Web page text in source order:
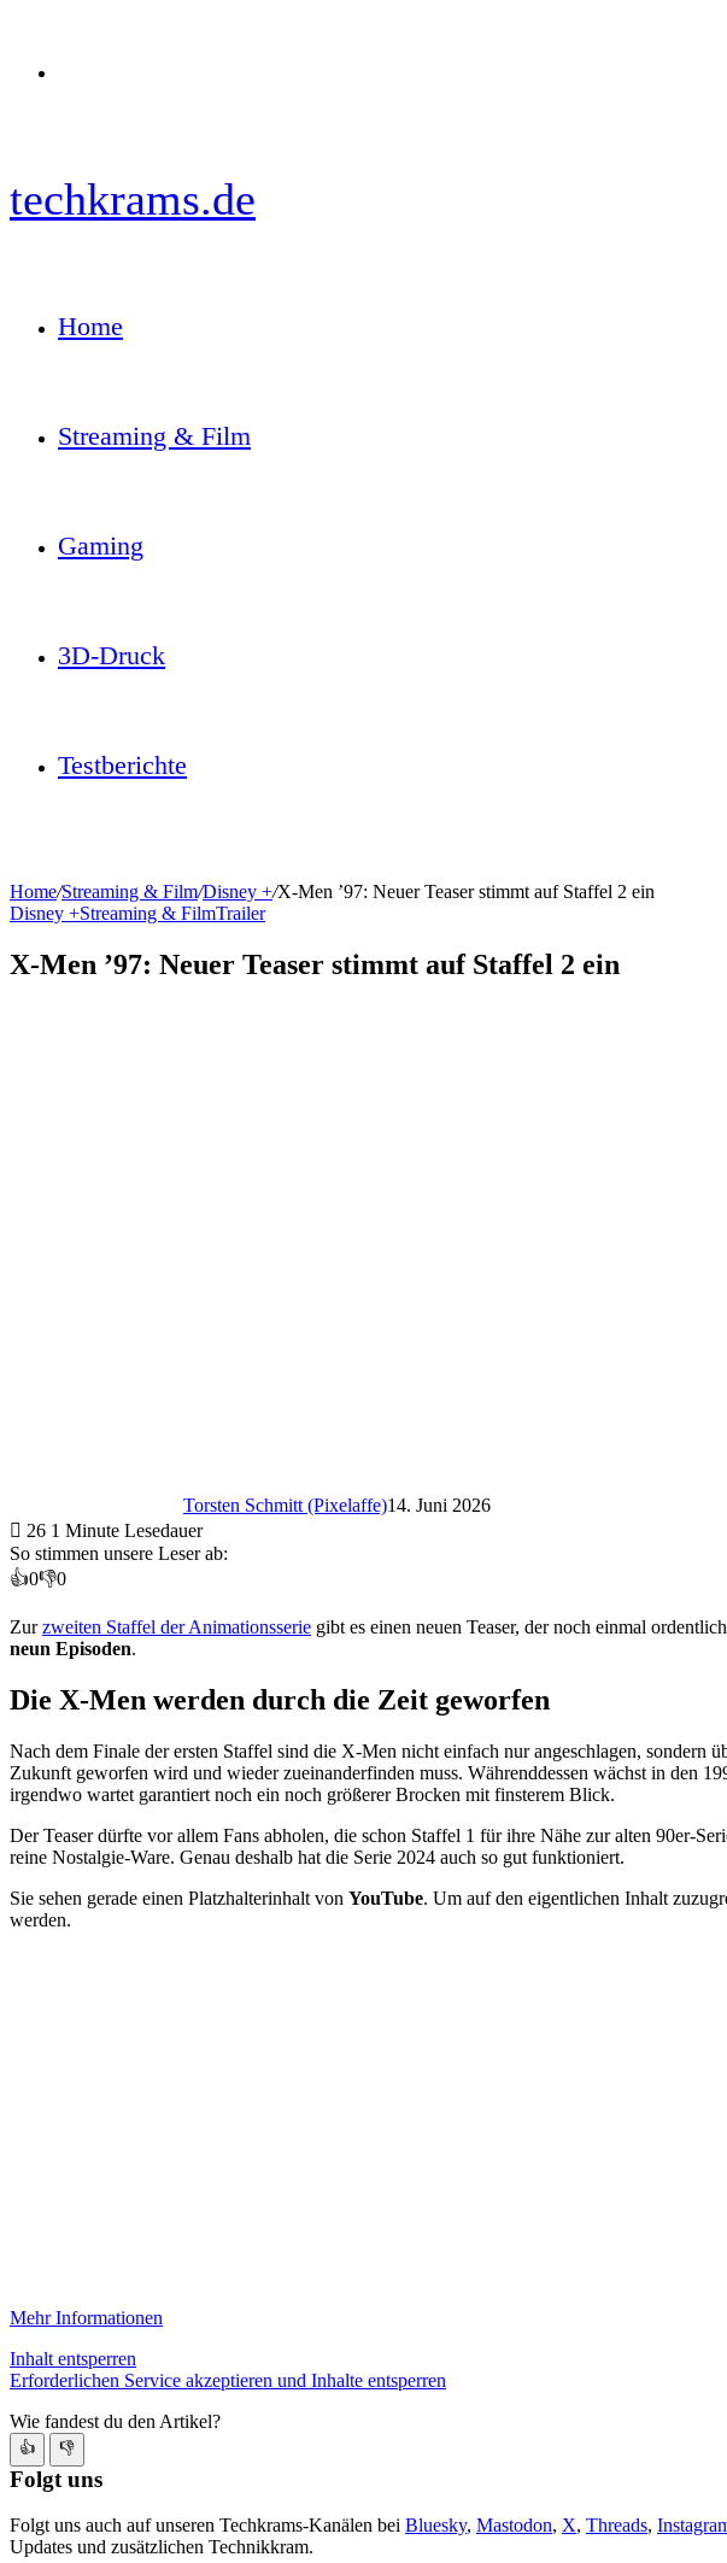
techkrams.de
Home
Streaming & Film
Gaming
3D-Druck
Testberichte
Home/Streaming & Film/Disney +/X-Men ’97: Neuer Teaser stimmt auf Staffel 2 ein
Disney +Streaming & FilmTrailer
X-Men ’97: Neuer Teaser stimmt auf Staffel 2 ein
Torsten Schmitt (Pixelaffe)14. Juni 2026
26 1 Minute Lesedauer
So stimmen unsere Leser ab:
👍0👎0
Zurzweiten Staffel der Animationsserie gibt es einen neuen Teaser, der noch einmal
neun Episoden.
Die X-Men werden durch die Zeit geworfen
Nach dem Finale der ersten Staffel sind die X-Men nicht einfach nur angeschlagen, sondern
Zukunft geworfen wird und wieder zueinanderfinden muss. Währenddessen wächst in den
irgendwo wartet garantiert noch ein noch größerer Brocken mit finsterem Blick.
Der Teaser dürfte vor allem Fans abholen, die schon Staffel 1 für ihre Nähe zur alten 90er-
reine Nostalgie-Ware. Genau deshalb hat die Serie 2024 auch so gut funktioniert.
Sie sehen gerade einen Platzhalterinhalt von YouTube. Um auf den eigentlichen Inhalt
werden.
Mehr Informationen
Inhalt entsperren
Erforderlichen Service akzeptieren und Inhalte entsperren
Wie fandest du den Artikel?
👍 👎
Folgt uns
Folgt uns auch auf unseren Techkrams-Kanälen bei Bluesky, Mastodon, X, Threads,
Updates und zusätzlichen Technikkram.